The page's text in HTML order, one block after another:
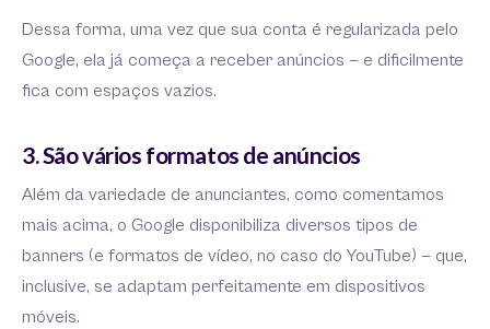
Dessa forma, uma vez que sua conta é regularizada pelo
Google, ela já começa a receber anúncios — e dificilmente
fica com espaços vazios.
3. São vários formatos de anúncios
Além da variedade de anunciantes, como comentamos
mais acima, o Google disponibiliza diversos tipos de
banners (e formatos de vídeo, no caso do YouTube) — que,
inclusive, se adaptam perfeitamente em dispositivos
móveis.